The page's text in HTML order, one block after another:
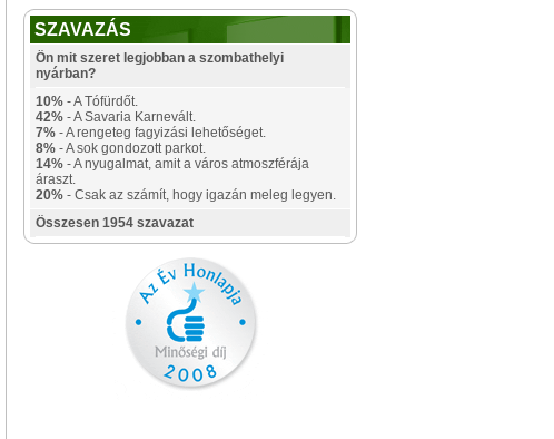
SZAVAZÁS
Ön mit szeret legjobban a szombathelyi
nyárban?
10% - A Tófürdőt.
42% - A Savaria Karnevált.
7% - A rengeteg fagyizási lehetőséget.
8% - A sok gondozott parkot.
14% - A nyugalmat, amit a város atmoszférája
áraszt.
20% - Csak az számít, hogy igazán meleg legyen.
Összesen 1954 szavazat